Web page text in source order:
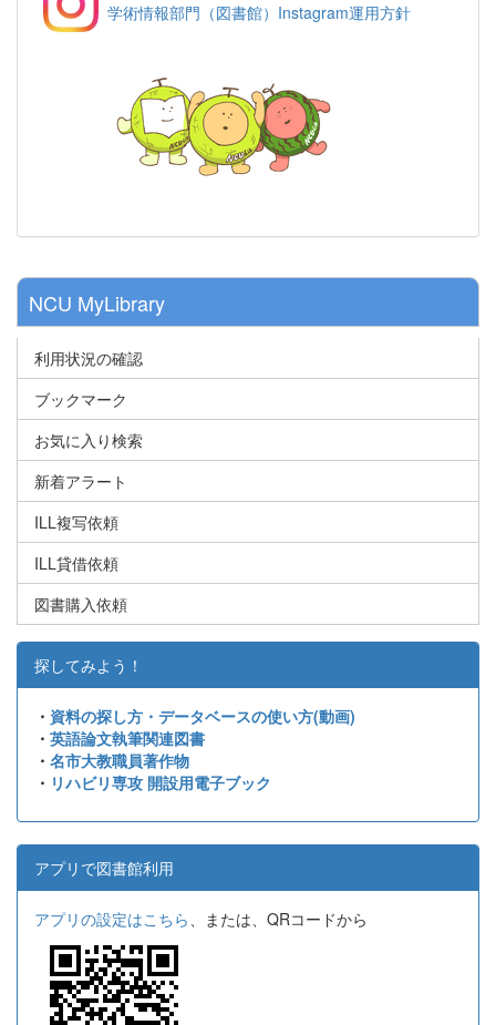
学術情報部門（図書館）Instagram運用方針
NCU MyLibrary
利用状況の確認
ブックマーク
お気に入り検索
新着アラート
ILL複写依頼
ILL貸借依頼
図書購入依頼
探してみよう！
・ 資料の探し方・データベースの使い方(動画)
・ 英語論文執筆関連図書
・ 名市大教職員著作物
・ リハビリ専攻 開設用電子ブック
アプリで図書館利用
アプリの設定はこちら、または、QRコードから